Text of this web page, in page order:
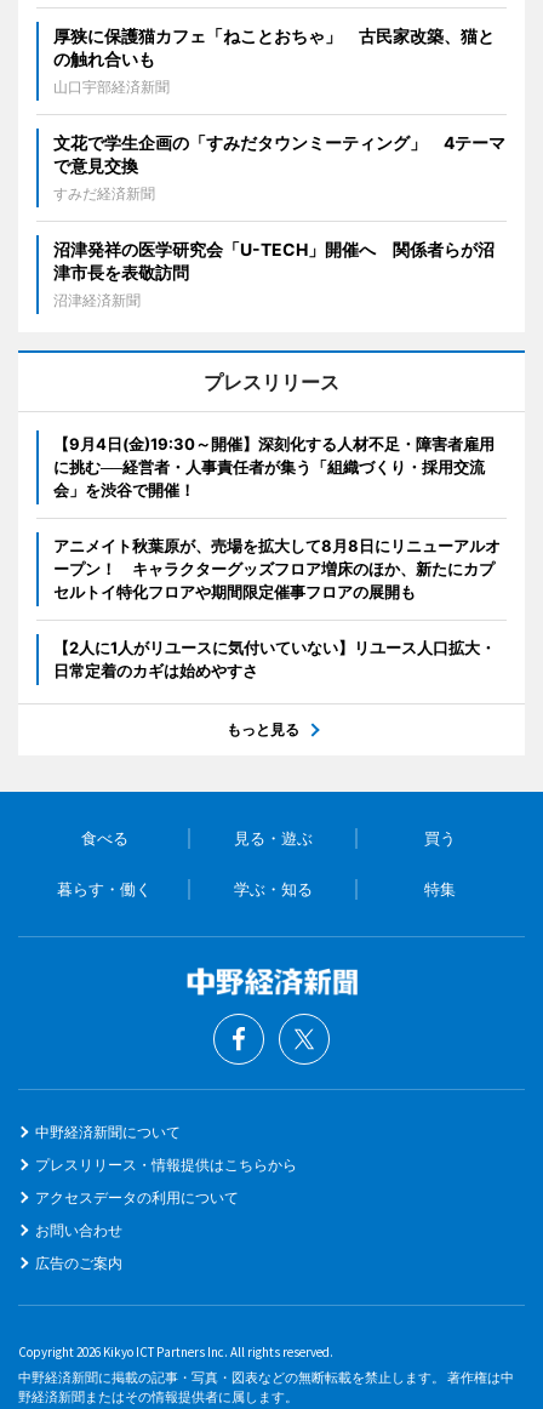
厚狭に保護猫カフェ「ねことおちゃ」 古民家改築、猫と
の触れ合いも
山口宇部経済新聞
文花で学生企画の「すみだタウンミーティング」 4テーマ
で意見交換
すみだ経済新聞
沼津発祥の医学研究会「U-TECH」開催へ 関係者らが沼
津市長を表敬訪問
沼津経済新聞
プレスリリース
【9月4日(金)19:30～開催】深刻化する人材不足・障害者雇用
に挑む──経営者・人事責任者が集う「組織づくり・採用交流
会」を渋谷で開催！
アニメイト秋葉原が、売場を拡大して8月8日にリニューアルオ
ープン！ キャラクターグッズフロア増床のほか、新たにカプ
セルトイ特化フロアや期間限定催事フロアの展開も
【2人に1人がリユースに気付いていない】リユース人口拡大・
日常定着のカギは始めやすさ
もっと見る
食べる 見る・遊ぶ 買う
暮らす・働く 学ぶ・知る 特集
中野経済新聞について
プレスリリース・情報提供はこちらから
アクセスデータの利用について
お問い合わせ
広告のご案内
Copyright 2026 Kikyo ICT Partners Inc. All rights reserved.
中野経済新聞に掲載の記事・写真・図表などの無断転載を禁止します。 著作権は中
野経済新聞またはその情報提供者に属します。